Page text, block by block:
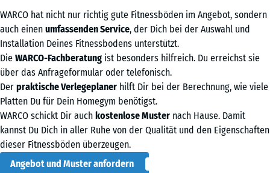
WARCO hat nicht nur richtig gute Fitnessböden im Angebot, sondern
auch einen umfassenden Service, der Dich bei der Auswahl und
Installation Deines Fitnessbodens unterstützt.
Die WARCO-Fachberatung ist besonders hilfreich. Du erreichst sie
über das Anfrageformular oder telefonisch.
Der praktische Verlegeplaner hilft Dir bei der Berechnung, wie viele
Platten Du für Dein Homegym benötigst.
WARCO schickt Dir auch kostenlose Muster nach Hause. Damit
kannst Du Dich in aller Ruhe von der Qualität und den Eigenschaften
dieser Fitnessböden überzeugen.
Angebot und Muster anfordern